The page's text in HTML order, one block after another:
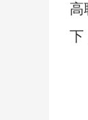
高
下